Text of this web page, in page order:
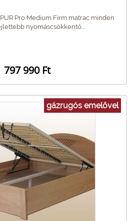
Pro Medium Firm matrac minden
nyomáscsökkentő...
797 990 Ft
gázrugós emelővel